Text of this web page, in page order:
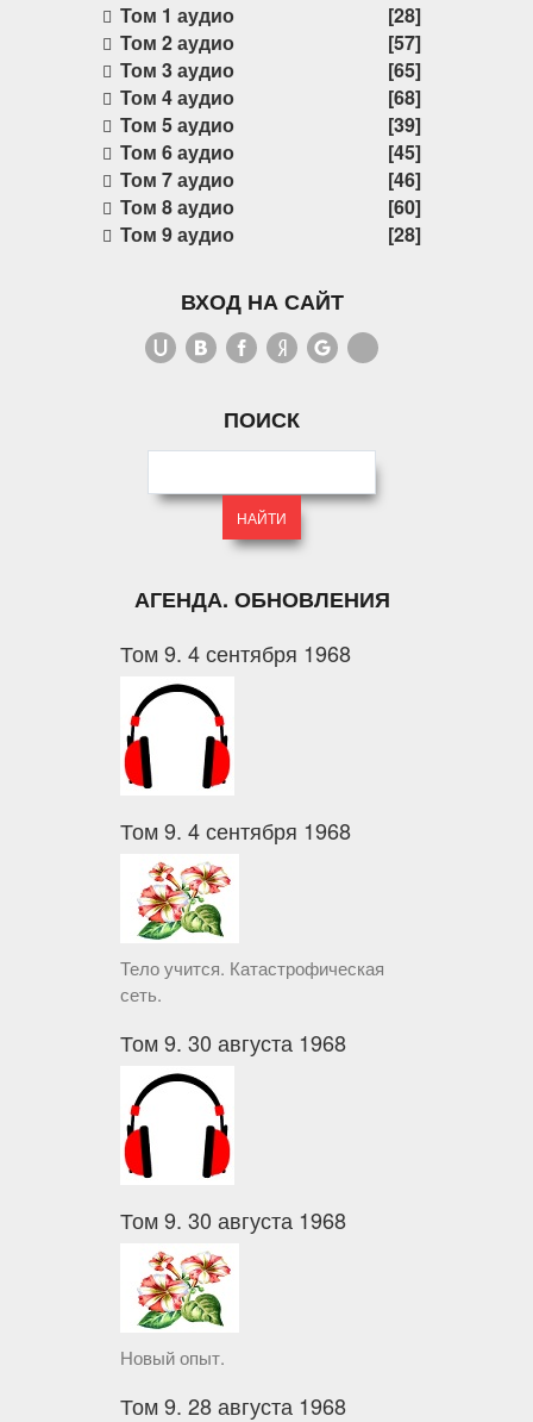
Том 1 аудио
[28]
Том 2 аудио
[57]
Том 3 аудио
[65]
Том 4 аудио
[68]
Том 5 аудио
[39]
Том 6 аудио
[45]
Том 7 аудио
[46]
Том 8 аудио
[60]
Том 9 аудио
[28]
ВХОД НА САЙТ
ПОИСК
АГЕНДА. ОБНОВЛЕНИЯ
Том 9. 4 сентября 1968
Том 9. 4 сентября 1968
Тело учится. Катастрофическая
сеть.
Том 9. 30 августа 1968
Том 9. 30 августа 1968
Новый опыт.
Том 9. 28 августа 1968